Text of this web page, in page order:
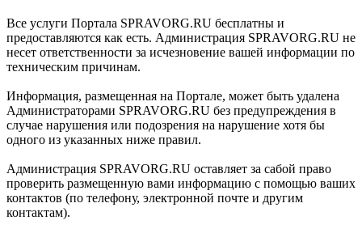
Все услуги Портала SPRAVORG.RU бесплатны и
предоставляются как есть. Администрация SPRAVORG.RU не
несет ответственности за исчезновение вашей информации по
техническим причинам.
Информация, размещенная на Портале, может быть удалена
Администраторами SPRAVORG.RU без предупреждения в
случае нарушения или подозрения на нарушение хотя бы
одного из указанных ниже правил.
Администрация SPRAVORG.RU оставляет за сабой право
проверить размещенную вами информацию с помощью ваших
контактов (по телефону, электронной почте и другим
контактам).